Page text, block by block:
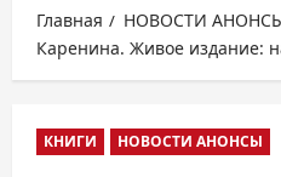
Главная
НОВОСТИ
Каренина. Живое издание:
КНИГИ НОВОСТИ АНОНСЫ